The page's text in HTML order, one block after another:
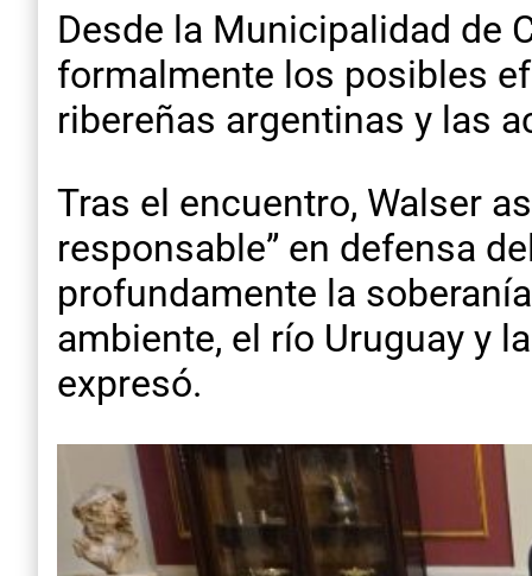
Desde la Municipalidad de
formalmente los posibles
ribereñas argentinas y las
Tras el encuentro, Walser
responsable” en defensa
profundamente la
ambiente, el río Uruguay y
expresó.